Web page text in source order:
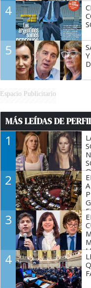
4
5
Espacio Publicitario
MÁS LEÍDAS DE
1
2
3
4